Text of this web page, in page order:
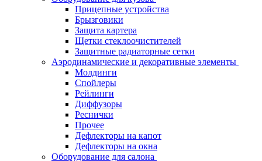
Прицепные устройства
Брызговики
Защита картера
Щетки стеклоочистителей
Защитные радиаторные сетки
Аэродинамические и декоративные элементы
Молдинги
Спойлеры
Рейлинги
Диффузоры
Реснички
Прочее
Дефлекторы на капот
Дефлекторы на окна
Оборудование для салона